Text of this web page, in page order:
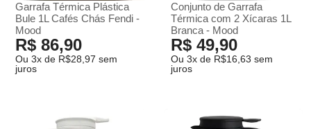
Garrafa Térmica Plástica
Bule 1L Cafés Chás Fendi -
Mood
R$ 86,90
Ou 3x de R$28,97 sem
juros
Conjunto de Garrafa
Térmica com 2 Xícaras 1L
Branca - Mood
R$ 49,90
Ou 3x de R$16,63 sem
juros